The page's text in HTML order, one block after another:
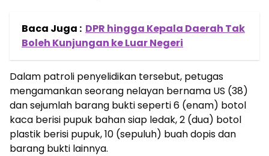
Baca Juga : DPR hingga Kepala Daerah Tak
Boleh Kunjungan ke Luar Negeri
Dalam patroli penyelidikan tersebut, petugas
mengamankan seorang nelayan bernama US (38)
dan sejumlah barang bukti seperti 6 (enam) botol
kaca berisi pupuk bahan siap ledak, 2 (dua) botol
plastik berisi pupuk, 10 (sepuluh) buah dopis dan
barang bukti lainnya.